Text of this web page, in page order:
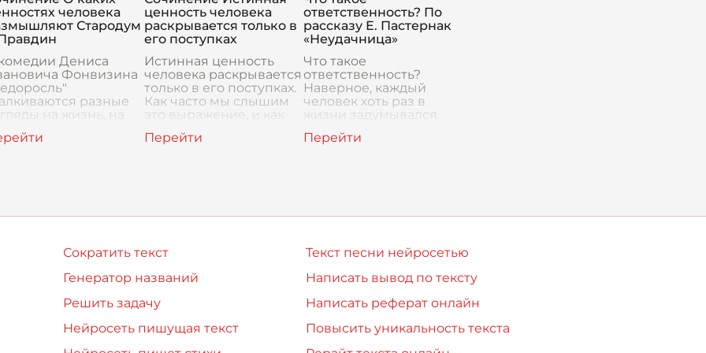
важно
особе
человека
Стародум
Дениса
Фонвизина
разные
на жизнь, на
важно
ценность человека
раскрывается только в
его поступках
Истинная ценность
человека раскрывается
только в его поступках.
Как часто мы слышим
это выражение, и как
его глубине. Кажется,
ответственность? По
рассказу Е. Пастернак
«Неудачница»
Что такое
ответственность?
Наверное, каждый
человек хоть раз в
жизни задумывался
Для одних
Сократить текст
Генератор названий
Решить задачу
Нейросеть пишущая текст
Текст песни нейросетью
Написать вывод по тексту
Написать реферат онлайн
Повысить уникальность текста